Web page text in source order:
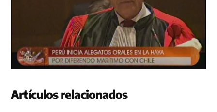
Artículos relacionados